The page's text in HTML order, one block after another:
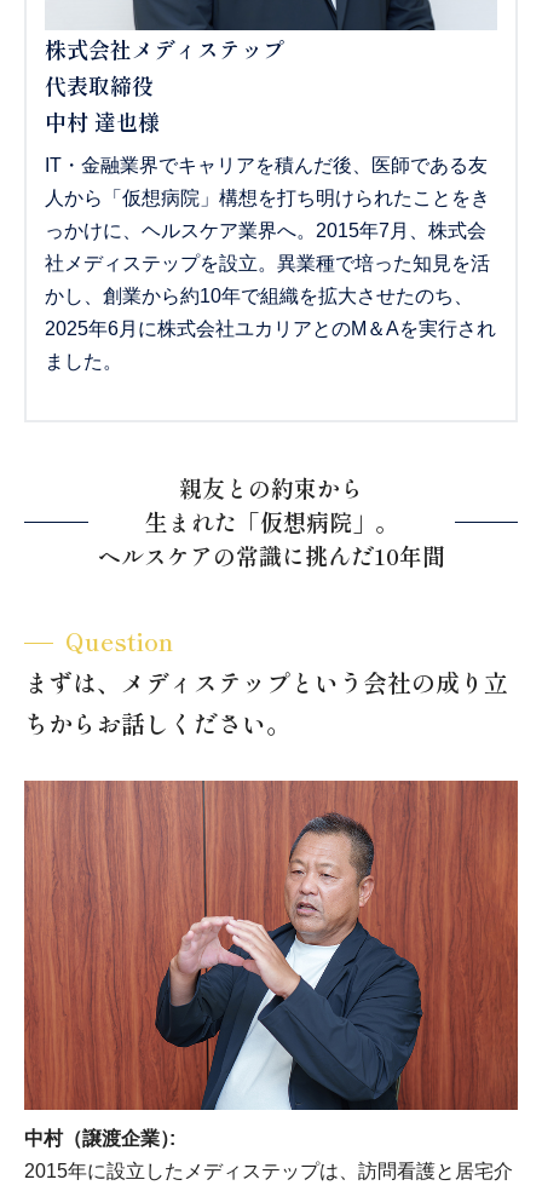
株式会社メディステップ
代表取締役
中村 達也様
IT・金融業界でキャリアを積んだ後、医師である友
人から「仮想病院」構想を打ち明けられたことをき
っかけに、ヘルスケア業界へ。2015年7月、株式会
社メディステップを設立。異業種で培った知見を活
かし、創業から約10年で組織を拡大させたのち、
2025年6月に株式会社ユカリアとのM＆Aを実行され
ました。
親友との約束から
生まれた「仮想病院」。
ヘルスケアの常識に挑んだ10年間
Question
まずは、メディステップという会社の成り立
ちからお話しください。
中村（譲渡企業）
2015年に設立したメディステップは、訪問看護と居宅介